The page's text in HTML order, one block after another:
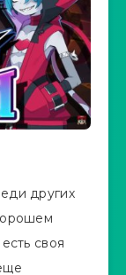
других
своя